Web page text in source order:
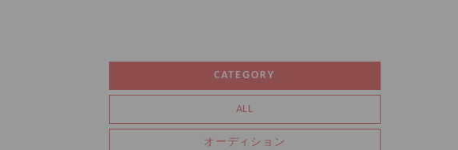
CATEGORY
ALL
オーディション